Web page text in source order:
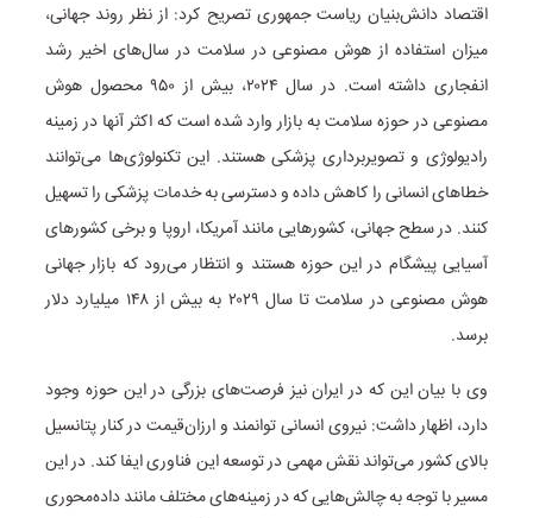
اقتصاد دانش‌بنیان ریاست جمهوری تصریح کرد: از نظر روند جهانی،
میزان استفاده از هوش مصنوعی در سلامت در سال‌های اخیر رشد
انفجاری داشته است. در سال ۲۰۲۴، بیش از ۹۵۰ محصول هوش
مصنوعی در حوزه سلامت به بازار وارد شده است که اکثر آنها در زمینه
رادیولوژی و تصویربرداری پزشکی هستند. این تکنولوژی‌ها می‌توانند
خطاهای انسانی را کاهش داده و دسترسی به خدمات پزشکی را تسهیل
کنند. در سطح جهانی، کشورهایی مانند آمریکا، اروپا و برخی کشورهای
آسیایی پیشگام در این حوزه هستند و انتظار می‌رود که بازار جهانی
هوش مصنوعی در سلامت تا سال ۲۰۲۹ به بیش از ۱۴۸ میلیارد دلار
برسد.
وی با بیان این که در ایران نیز فرصت‌های بزرگی در این حوزه وجود
دارد، اظهار داشت: نیروی انسانی توانمند و ارزان‌قیمت در کنار پتانسیل
بالای کشور می‌تواند نقش مهمی در توسعه این فناوری ایفا کند. در این
مسیر با توجه به چالش‌هایی که در زمینه‌های مختلف مانند داده‌محوری